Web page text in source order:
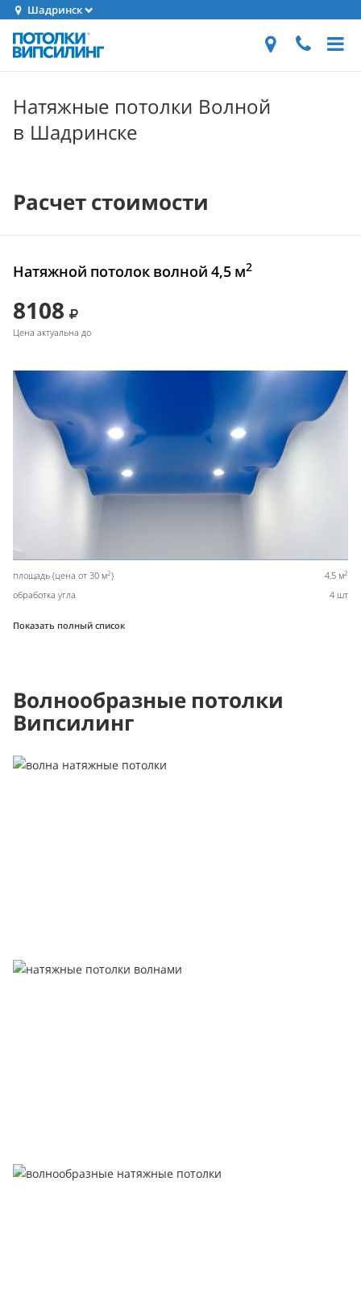
Шадринск
Натяжные потолки Волной
в Шадринске
Расчет стоимости
Натяжной потолок волной 4,5 м2
8108
Цена актуальна до
площадь (цена от 30 м2) 4,5 м2
обработка угла 4 шт
Показать полный список
Волнообразные потолки
Випсилинг